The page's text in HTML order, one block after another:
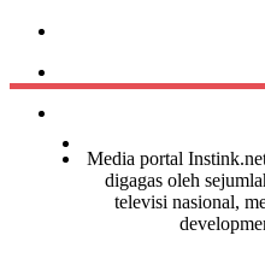
Media portal
digagas oleh
televisi nasional,